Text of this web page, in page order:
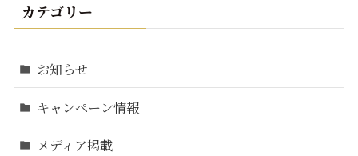
カテゴリー
お知らせ
キャンペーン情報
メディア掲載